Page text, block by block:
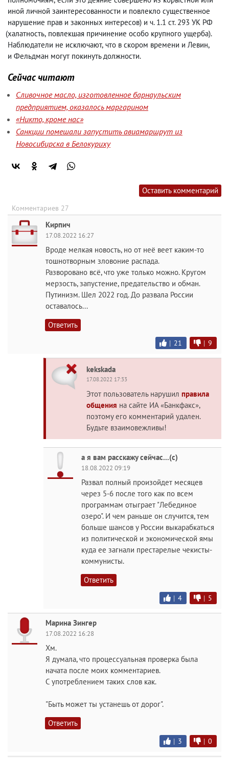
иной личной заинтересованности и повлекло существенное
нарушение прав и законных интересов) и ч. 1.1 ст. 293 УК РФ
(халатность, повлекшая причинение особо крупного ущерба).
Наблюдатели не исключают, что в скором времени и Левин,
и Фельдман могут покинуть должности.
Сейчас читают
Сливочное масло, изготовленное барнаульским
предприятием, оказалось маргарином
«Никто, кроме нас»
Санкции помешали запустить авиамаршрут из
Новосибирска в Белокуриху
Оставить комментарий
Комментариев 27
Кирпич
17.08.2022 16:27
Вроде мелкая новость, но от неё веет каким-то
тошнотворным зловоние распада.
Разворовано всё, что уже только можно. Кругом
мерзость, запустение, предательство и обман.
Путинизм. Шел 2022 год. До развала России
оставалось...
Ответить
| 21 | 9
kekskada
17.08.2022 17:33
Этот пользователь нарушил правила
общения на сайте ИА «Банкфакс»,
поэтому его комментарий удален.
Будьте взаимовежливы!
а я вам расскажу сейчас...(с)
18.08.2022 09:19
Развал полный произойдет месяцев
через 5-6 после того как по всем
программам отыграет "Лебединое
озеро". И чем раньше он случится, тем
больше шансов у России выкарабкаться
из политической и экономической ямы
куда ее загнали престарелые чекисты-
коммунисты.
Ответить
| 4 | 5
Марина Зингер
17.08.2022 16:28
Хм.
Я думала, что процессуальная проверка была
начата после моих комментариев.
С употреблением таких слов как.
"Быть может ты устанешь от дорог".
Ответить
| 3 | 0